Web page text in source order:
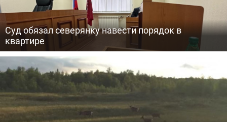
Суд обязал северянку навести порядок в
квартире